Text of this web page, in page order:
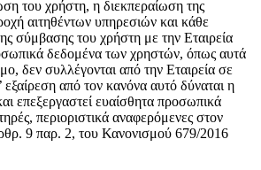
του χρήστη, η διεκπεραίωση της
αιτηθέντων υπηρεσιών και κάθε
σύμβασης του χρήστη με την Εταιρεία
δεδομένα των χρηστών, όπως αυτά
δεν συλλέγονται από την Εταιρεία σε
από τον κανόνα αυτό δύναται η
επεξεργαστεί ευαίσθητα προσωπικά
περιοριστικά αναφερόμενες στον
9 παρ. 2, του Κανονισμού 679/2016